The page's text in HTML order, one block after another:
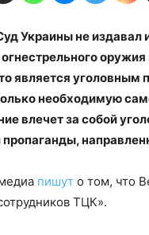
Украины не издавал
является уголовным
необходимую
влечет за собой
пишут о том, что
ТЦК».